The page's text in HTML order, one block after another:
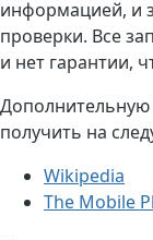
информацией, и
проверки. Все
и нет гарантии,
получить на
Wikipedia
The Mobile